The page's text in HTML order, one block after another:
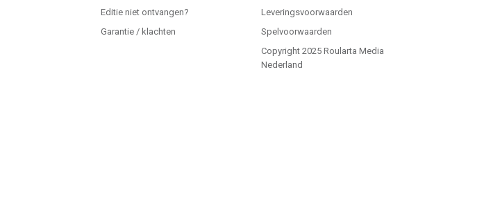
Editie niet ontvangen?
Garantie / klachten
Leveringsvoorwaarden
Spelvoorwaarden
Copyright 2025 Roularta Media
Nederland